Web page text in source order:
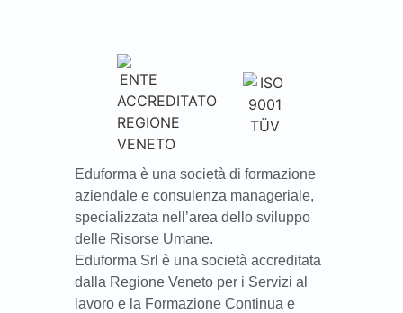
Eduforma è una società di formazione
aziendale e consulenza manageriale,
specializzata nell’area dello sviluppo
delle Risorse Umane.
Eduforma Srl è una società accreditata
dalla Regione Veneto per i Servizi al
lavoro e la Formazione Continua e